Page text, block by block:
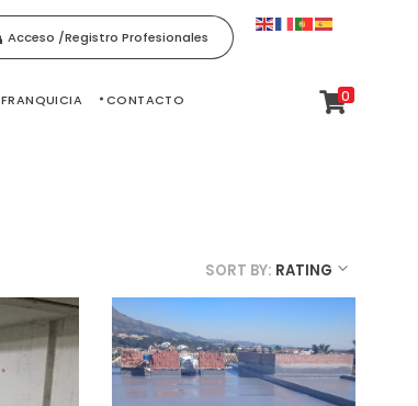
Acceso /Registro Profesionales
FRANQUICIA CONTACTO 0
SORT BY: RATING